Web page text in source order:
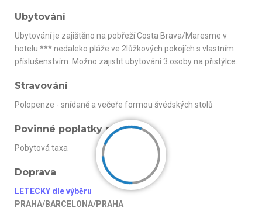
Ubytování
Ubytování je zajištěno na pobřeží Costa Brava/Maresme v
hotelu *** nedaleko pláže ve 2lůžkových pokojích s vlastním
příslušenstvím. Možno zajistit ubytování 3.osoby na přistýlce.
Stravování
Polopenze - snídaně a večeře formou švédských stolů
Povinné poplatky na místě
Pobytová taxa
Doprava
LETECKY dle výběru
PRAHA/BARCELONA/PRAHA